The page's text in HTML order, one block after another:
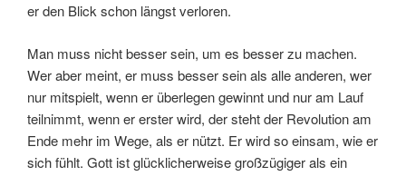
er den Blick schon längst verloren.
Man muss nicht besser sein, um es besser zu machen.
Wer aber meint, er muss besser sein als alle anderen, wer
nur mitspielt, wenn er überlegen gewinnt und nur am Lauf
teilnimmt, wenn er erster wird, der steht der Revolution am
Ende mehr im Wege, als er nützt. Er wird so einsam, wie er
sich fühlt. Gott ist glücklicherweise großzügiger als ein